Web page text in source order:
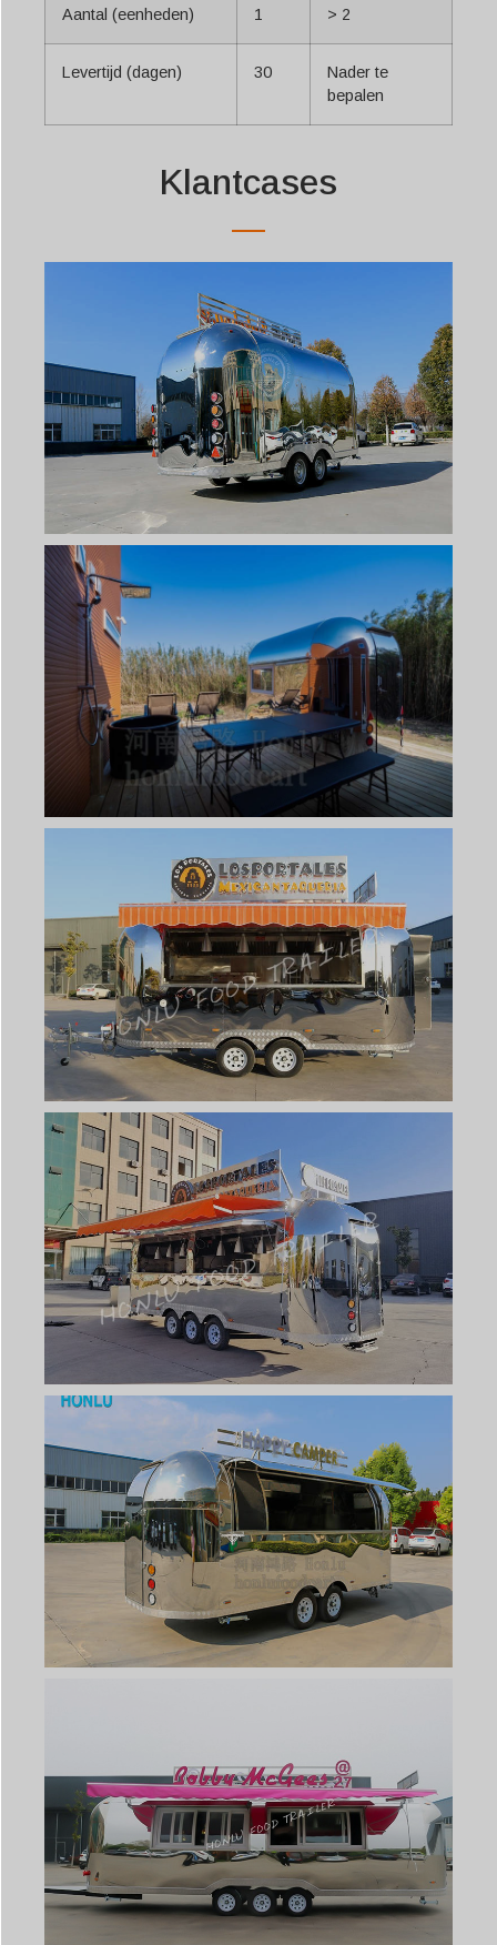
Aantal (eenheden) 1 > 2
Levertijd (dagen) 30
Nader te
bepalen
Klantcases
Latviešu valoda
Dansk
Hrvatski
Српски језик
Български
Nederlands (België)
हिन्दी
Norsk bokmål
Slovenčina
Svenska